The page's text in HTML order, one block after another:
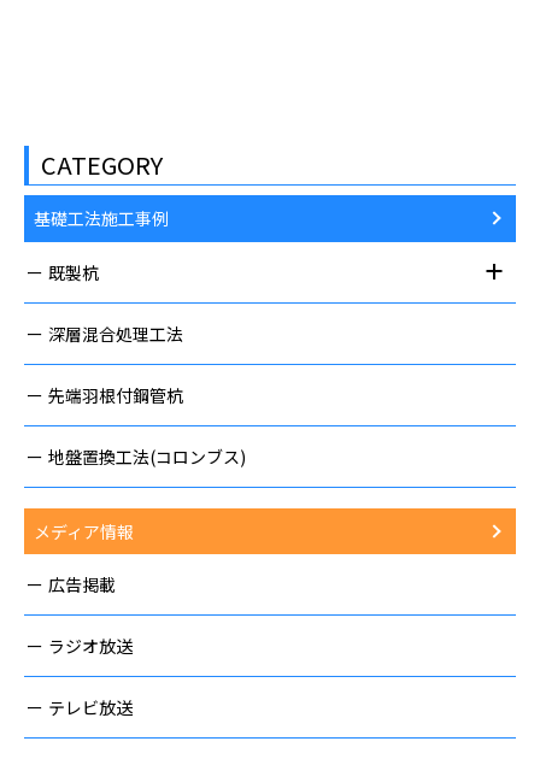
CATEGORY
基礎工法施工事例
既製杭
深層混合処理工法
先端羽根付鋼管杭
地盤置換工法(コロンブス)
メディア情報
広告掲載
ラジオ放送
テレビ放送